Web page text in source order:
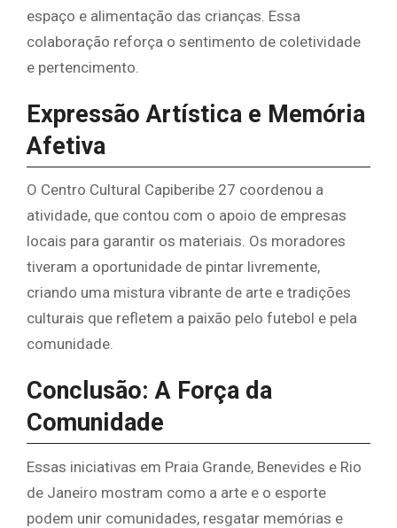
espaço e alimentação das crianças. Essa
colaboração reforça o sentimento de coletividade
e pertencimento.
Expressão Artística e Memória
Afetiva
O Centro Cultural Capiberibe 27 coordenou a
atividade, que contou com o apoio de empresas
locais para garantir os materiais. Os moradores
tiveram a oportunidade de pintar livremente,
criando uma mistura vibrante de arte e tradições
culturais que refletem a paixão pelo futebol e pela
comunidade.
Conclusão: A Força da
Comunidade
Essas iniciativas em Praia Grande, Benevides e Rio
de Janeiro mostram como a arte e o esporte
podem unir comunidades, resgatar memórias e